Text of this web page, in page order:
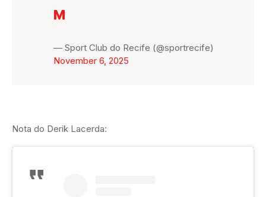
M
— Sport Club do Recife (@sportrecife)
November 6, 2025
Nota do Derik Lacerda: